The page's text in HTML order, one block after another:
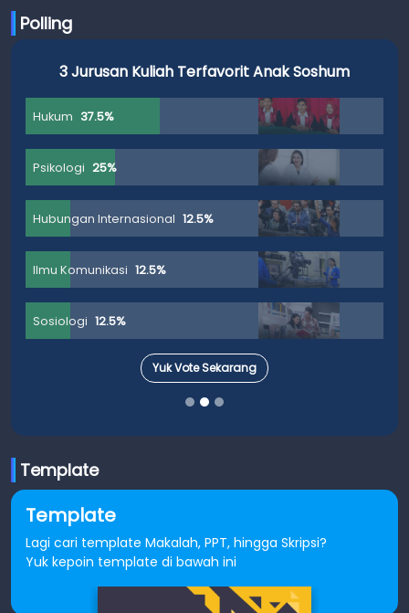
Polling
3 Jurusan Kuliah Terfavorit Anak Soshum
Hukum 37.5%
Psikologi 25%
Hubungan Internasional 12.5%
Ilmu Komunikasi 12.5%
Sosiologi 12.5%
Yuk Vote Sekarang
Template
Template
Lagi cari template Makalah, PPT, hingga Skripsi?
Yuk kepoin template di bawah ini